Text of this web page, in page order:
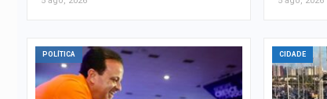
POLÍTICA CIDADE